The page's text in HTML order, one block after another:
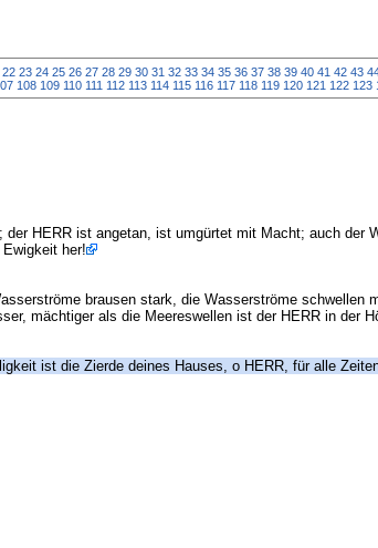
22 23 24 25 26 27 28 29 30 31 32 33 34 35 36 37 38 39 40 41 42 43
108 109 110 111 112 113 114 115 116 117 118 119 120 121 122 123
HERR ist angetan, ist umgürtet mit Macht; auch der
her!
brausen stark, die Wasserströme schwellen
mächtiger als die Meereswellen ist der HERR in der
ist die Zierde deines Hauses, o HERR, für alle